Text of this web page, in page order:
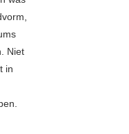
Niet
in